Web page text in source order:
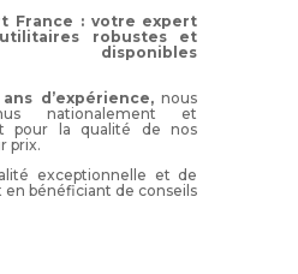
France : votre expert
robustes et
disponibles
d’expérience,nous
nationalement et
pour la qualité de nos
prix.
exceptionnelle et de
bénéficiant de conseils